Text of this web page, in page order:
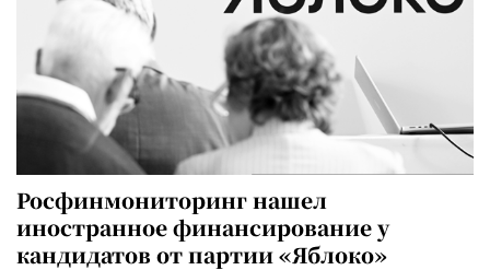
Росфинмониторинг нашел
иностранное финансирование у
кандидатов от партии «Яблоко»